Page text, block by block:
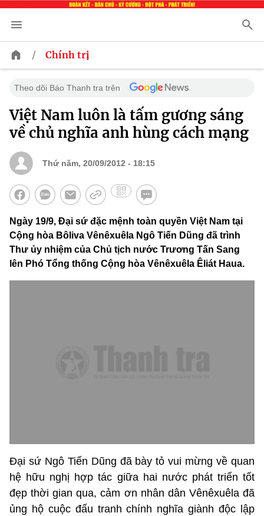
/ Chính trị
Theo dõi Báo Thanh tra trên
Việt Nam luôn là tấm gương sáng
về chủ nghĩa anh hùng cách mạng
Thứ năm, 20/09/2012 - 18:15
Ngày 19/9, Đại sứ đặc mệnh toàn quyền Việt Nam tại
Cộng hòa Bôliva Vênêxuêla Ngô Tiến Dũng đã trình
Thư ủy nhiệm của Chủ tịch nước Trương Tấn Sang
lên Phó Tổng thống Cộng hòa Vênêxuêla Êliát Haua.
Đại sứ Ngô Tiến Dũng đã bày tỏ vui mừng về quan
hệ hữu nghị hợp tác giữa hai nước phát triển tốt
đẹp thời gian qua, cảm ơn nhân dân Vênêxuêla đã
ủng hộ cuộc đấu tranh chính nghĩa giành độc lập